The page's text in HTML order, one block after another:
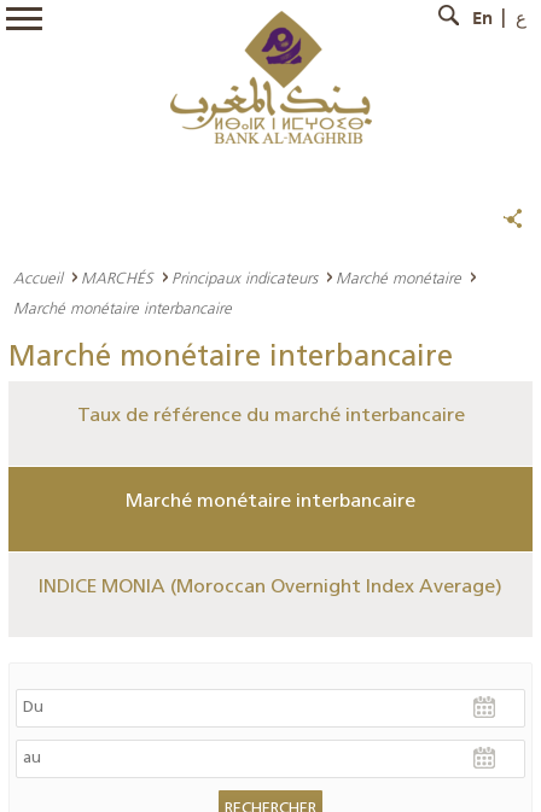
En ع
Accueil MARCHÉS Principaux indicateurs
Marché monétaire
Marché monétaire interbancaire
Marché monétaire interbancaire
Taux de référence du marché interbancaire
Marché monétaire interbancaire
INDICE MONIA (Moroccan Overnight Index Average)